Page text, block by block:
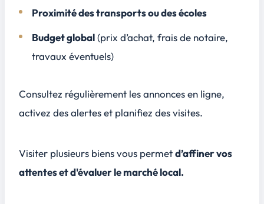
Proximité des transports ou des écoles
Budget global(prix d’achat, frais de notaire,
travaux éventuels)
Consultez régulièrement les annonces en ligne,
activez des alertes et planifiez des visites.
Visiter plusieurs biens vous permetd’affiner vos
attentes et d'évaluer le marché local.